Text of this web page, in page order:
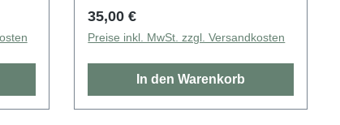
Regulärer Preis:
35,00 €
Preise inkl. MwSt. zzgl. Versandkosten
In den Warenkorb